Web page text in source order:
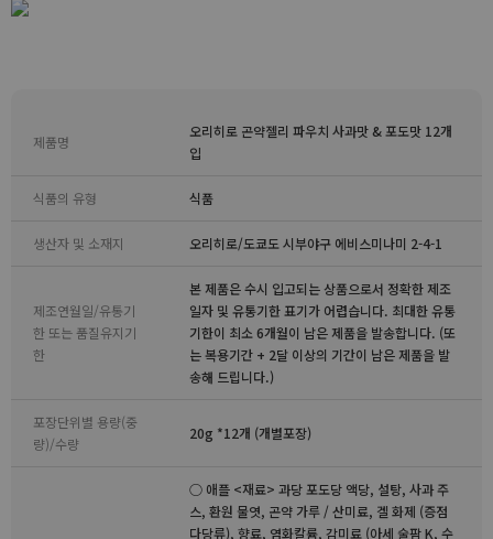
제품명
오리히로 곤약젤리 파우치 사과맛 & 포도맛 12개
입
식품의 유형 식품
생산자 및 소재지 오리히로/도쿄도 시부야구 에비스미나미 2-4-1
제조연월일/유통기
한 또는 품질유지기
한
본 제품은 수시 입고되는 상품으로서 정확한 제조
일자 및 유통기한 표기가 어렵습니다. 최대한 유통
기한이 최소 6개월이 남은 제품을 발송합니다. (또
는 복용기간 + 2달 이상의 기간이 남은 제품을 발
송해 드립니다.)
포장단위별 용량(중
량)/수량
20g *12개 (개별포장)
○ 애플 <재료> 과당 포도당 액당, 설탕, 사과 주
스, 환원 물엿, 곤약 가루 / 산미료, 겔 화제 (증점
다당류), 향료, 염화칼륨, 감미료 (아세 술팜 K, 수